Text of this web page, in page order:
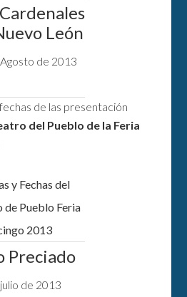
León
de 2013
de las presentación
del Pueblo de la Feria
y Fechas del
de Pueblo Feria
2013
Preciado
de 2013